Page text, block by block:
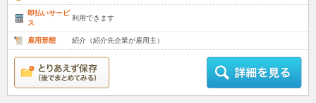
即払いサービ
ス
利用できます
雇用形態 紹介（紹介先企業が雇用主）